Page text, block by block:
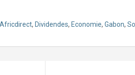
Africdirect, Dividendes, Economie, Gabon,